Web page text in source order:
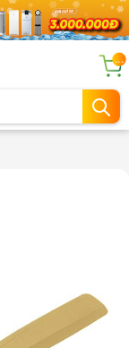
...